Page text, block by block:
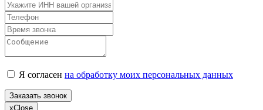
Я согласен на обработку моих персональных данных
Заказать звонок
xClose